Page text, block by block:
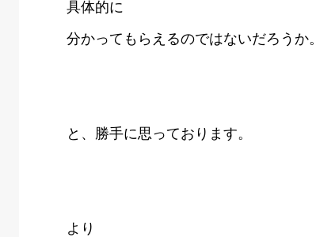
具体的に
分かってもらえるのではないだろうか。
と、勝手に思っております。
より